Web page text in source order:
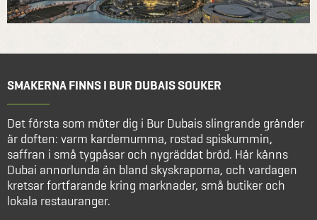
SMAKERNA FINNS I BUR DUBAIS SOUKER
Det första som möter dig i Bur Dubais slingrande gränder
är doften: varm kardemumma, rostad spiskummin,
saffran i små tygpåsar och nygräddat bröd. Här känns
Dubai annorlunda än bland skyskraporna, och vardagen
kretsar fortfarande kring marknader, små butiker och
lokala restauranger.